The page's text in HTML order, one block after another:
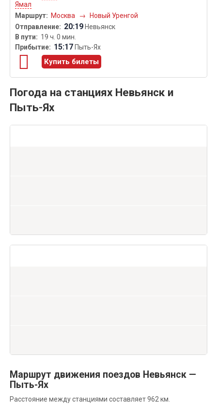
Ямал
Москва
→ Новый Уренгой
20:19 Невьянск
19 ч. 0 мин.
15:17 Пыть-Ях
Купить билеты
Погода на станциях Невьянск и
Пыть-Ях
Маршрут движения поездов Невьянск —
Пыть-Ях
Расстояние между станциями составляет 962 км.